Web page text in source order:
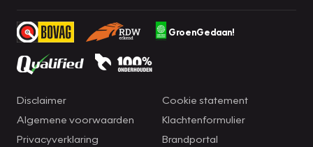
GroenGedaan!
Disclaimer
Algemene voorwaarden
Privacyverklaring
Cookie statement
Klachtenformulier
Brandportal